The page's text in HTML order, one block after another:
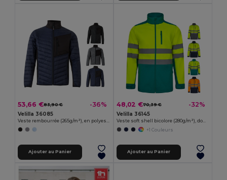
53,66 €83,90 € -36%
Velilla 36085
Ajouter au Panier
48,02 €70,39 € -32%
Velilla 36145
+1 Couleurs
Ajouter au Panier